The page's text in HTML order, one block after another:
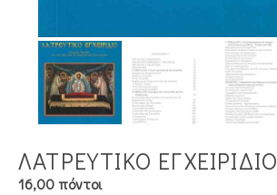
ΛΑΤΡΕΥΤΙΚΟ ΕΓΧΕΙΡΙΔΙΟ
16,00 πόντοι